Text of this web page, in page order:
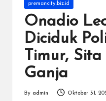
Posted
premancity.biz.id
Onadio
Diciduk
Timur,
Ganja
By admin Oktober 31,